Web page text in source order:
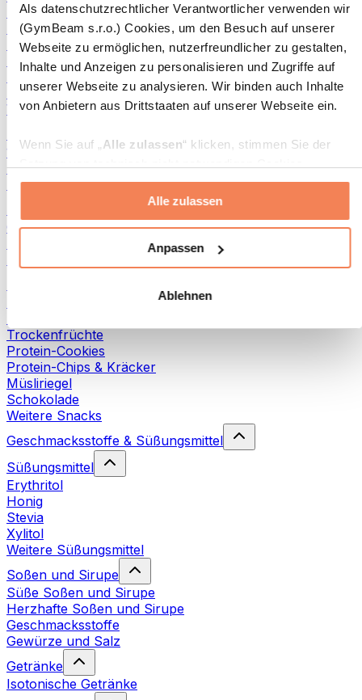
Als datenschutzrechtlicher Verantwortlicher verwenden wir
(GymBeam s.r.o.) Cookies, um den Besuch auf unserer
Webseite zu ermöglichen, nutzerfreundlicher zu gestalten,
Inhalte und Anzeigen zu personalisieren und Zugriffe auf
unserer Webseite zu analysieren. Wir binden auch Inhalte
von Anbietern aus Drittstaaten auf unserer Webseite ein.
Wenn Sie auf „Alle zulassen“ klicken, stimmen Sie der
(insbesondere zu Analyse- und Marketingzwecken) zu.
Ablehnen“ klicken, werden nur
„notwendige“ Cookies gesetzt, welche für den Betrieb der
Webseite erforderlich sind. Sie können auch eine
Weitere Informationen über die Verarbeitung Ihrer Daten
finden Sie in den Unterpunkten „Details“ und „Über
Cookies“ sowie in unserer
Sie können Ihre Einwilligung jederzeit in den
Einstellungenauf unserer Webseite ändern oder
Mehr Info
Alle zulassen
Anpassen
Ablehnen
Fisch-Produkte
Fertiggerichte
Eier-Produkte
Brot & Gebäck
Hülsenfrüchte
Weitere Fitness-Foods
100 % Nussbutter
Süße Nussbutter
Protein-Nussbutter
Grüne Superfoods
Trockenfrüchte
Protein-Cookies
Protein-Chips & Kräcker
Müsliriegel
Schokolade
Weitere Snacks
Geschmacksstoffe & Süßungsmittel
Süßungsmittel
Erythritol
Honig
Stevia
Xylitol
Weitere Süßungsmittel
Soßen und Sirupe
Süße Soßen und Sirupe
Herzhafte Soßen und Sirupe
Geschmacksstoffe
Gewürze und Salz
Getränke
Isotonische Getränke